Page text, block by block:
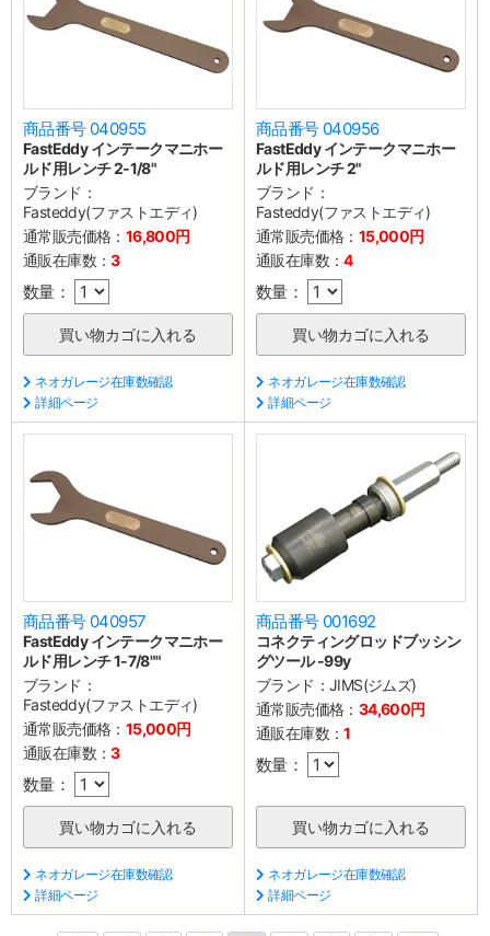
商品番号 040955
FastEddy インテークマニホー
ルド用レンチ 2-1/8"
ブランド：
Fasteddy(ファストエディ)
通常販売価格： 16,800円
通販在庫数：3
数量：
ネオガレージ在庫数確認
詳細ページ
商品番号 040956
FastEddy インテークマニホー
ルド用レンチ 2"
ブランド：
Fasteddy(ファストエディ)
通常販売価格： 15,000円
通販在庫数：4
数量：
ネオガレージ在庫数確認
詳細ページ
商品番号 040957
FastEddy インテークマニホー
ルド用レンチ 1-7/8""
ブランド：
Fasteddy(ファストエディ)
通常販売価格： 15,000円
通販在庫数：3
数量：
ネオガレージ在庫数確認
詳細ページ
商品番号 001692
コネクティングロッドブッシン
グツール -99y
ブランド： JIMS(ジムズ)
通常販売価格： 34,600円
通販在庫数：1
数量：
ネオガレージ在庫数確認
詳細ページ